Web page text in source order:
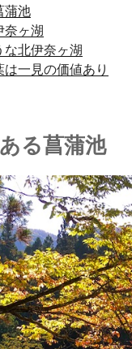
蒲池
奈ヶ湖
な北伊奈ヶ湖
一見の価値あり
る菖蒲池